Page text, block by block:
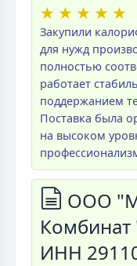
★ ★ ★ ★ ★
Закупили
для нужд
полностью
работает
поддержанием
Поставка была
на высоком
ООО
Комбинат
ИНН